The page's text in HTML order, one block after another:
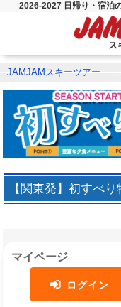
2026-2027 日帰り・宿泊
ス
JAMJAMスキーツアー
【関東発】初すべり
マイページ
ログイン